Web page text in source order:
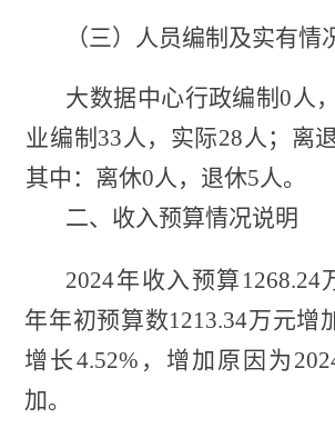
（三） 人员编制及实有情
大数据中心行政编制0人
业编制33人，实际28人； 离
其中：离休0人，退休5人。
二、收入预算情况说明
2024年收入预算1268.24
年年初预算数1213.34万元增
增长4.52%，增加原因为
加。